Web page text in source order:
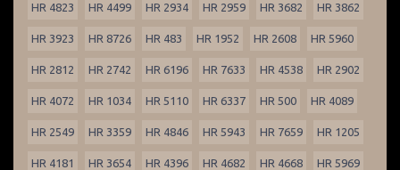
HR 4823 HR 4499 HR 2934 HR 2959 HR 3682 HR 3862
HR 3923 HR 8726 HR 483 HR 1952 HR 2608 HR 5960
HR 2812 HR 2742 HR 6196 HR 7633 HR 4538 HR 2902
HR 4072 HR 1034 HR 5110 HR 6337 HR 500 HR 4089
HR 2549 HR 3359 HR 4846 HR 5943 HR 7659 HR 1205
HR 4181 HR 3654 HR 4396 HR 4682 HR 4668 HR 5969